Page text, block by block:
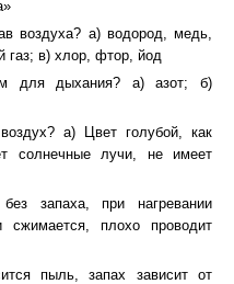
воздуха? а) водород, медь,
газ; в) хлор, фтор, йод
для дыхания? а) азот; б)
а) Цвет голубой, как
солнечные лучи, не имеет
запаха, при нагревании
плохо проводит
пыль, запах зависит от